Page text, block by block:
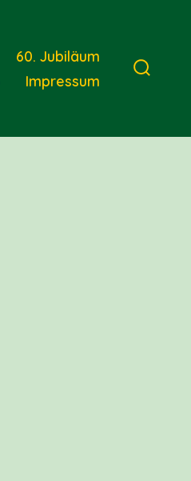
60. Jubiläum
Impressum